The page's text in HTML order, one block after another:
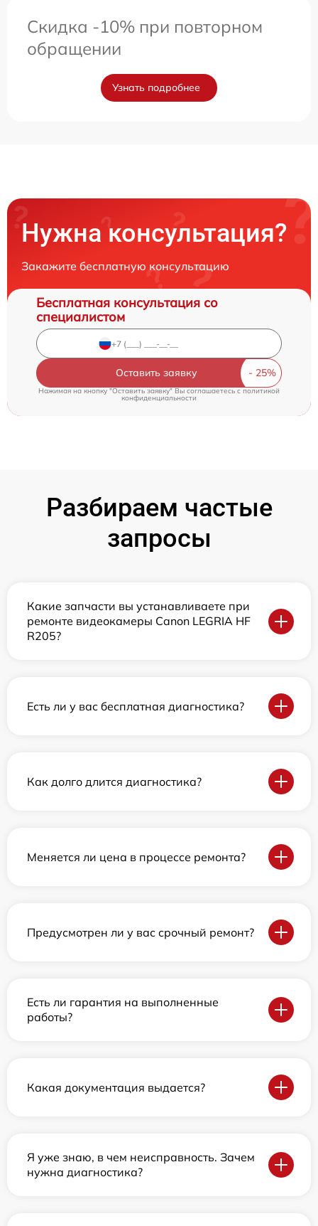
Скидка -10% при повторном
обращении
Узнать подробнее
Нужна консультация?
Закажите бесплатную консультацию
Бесплатная консультация со
специалистом
Оставить заявку
Нажимая на кнопку "Оставить заявку" Вы соглашаетесь c политикой
конфиденциальности
Разбираем частые
запросы
Какие запчасти вы устанавливаете при
ремонте видеокамеры Canon LEGRIA HF
R205?
Есть ли у вас бесплатная диагностика?
Как долго длится диагностика?
Меняется ли цена в процессе ремонта?
Предусмотрен ли у вас срочный ремонт?
Есть ли гарантия на выполненные
работы?
Какая документация выдается?
Я уже знаю, в чем неисправность. Зачем
нужна диагностика?